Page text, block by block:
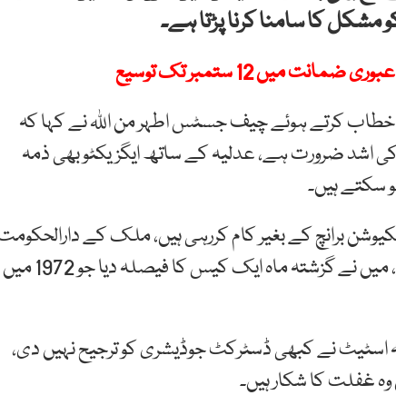
کا سامنا کرنا پڑتا ہے۔
میں 12 ستمبر تک توسیع
کرتے ہوئے چیف جسٹس اطہر من اللہ نے کہا کہ
ضرورت ہے، عدلیہ کے ساتھ ایگزیکٹو بھی ذمہ
سکتے ہیں۔
برانچ کے بغیر کام کررہی ہیں، ملک کے
میں ضلعی انتظامیہ کے پاس پراسیکیوشن برانچ نہیں ہے، میں نے گزشتہ ماہ ایک کیس کا فیصلہ دیا جو 1972 میں
اسٹیٹ نے کبھی ڈسٹرکٹ جوڈیشری کو ترجیح نہیں دی،
غفلت کا شکار ہیں۔